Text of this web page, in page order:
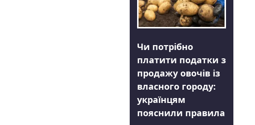
Чи потрібно
платити податки з
продажу овочів із
власного городу:
українцям
пояснили правила